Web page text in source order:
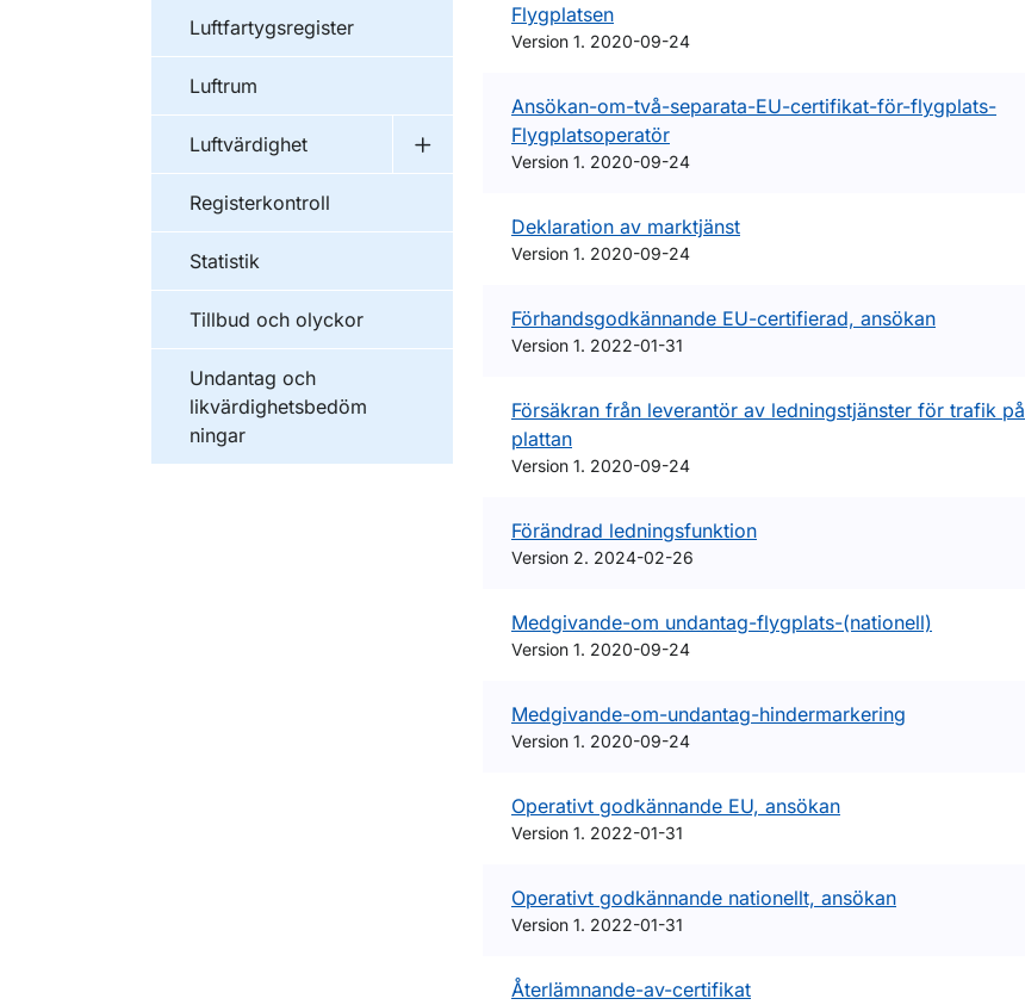
Luftfartygsregister
Luftrum
Luftvärdighet
Undermeny för Luftvärdighet
Registerkontroll
Statistik
Tillbud och olyckor
Undantag och
likvärdighetsbedöm
ningar
Flygplatsen
Version 1. 2020-09-24
Ansökan-om-två-separata-EU-certifikat-för-flygplats-
Flygplatsoperatör
Version 1. 2020-09-24
Deklaration av marktjänst
Version 1. 2020-09-24
Förhandsgodkännande EU-certifierad, ansökan
Version 1. 2022-01-31
Försäkran från leverantör av ledningstjänster för trafik på
plattan
Version 1. 2020-09-24
Förändrad ledningsfunktion
Version 2. 2024-02-26
Medgivande-om undantag-flygplats-(nationell)
Version 1. 2020-09-24
Medgivande-om-undantag-hindermarkering
Version 1. 2020-09-24
Operativt godkännande EU, ansökan
Version 1. 2022-01-31
Operativt godkännande nationellt, ansökan
Version 1. 2022-01-31
Återlämnande-av-certifikat